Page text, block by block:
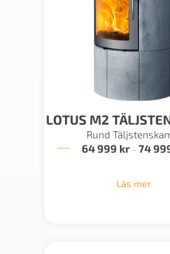
LOTUS M2
Rund
64 999 kr – 74
Läs mer